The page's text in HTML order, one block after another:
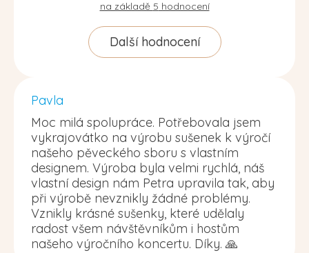
na základě 5 hodnocení
Další hodnocení
Pavla
Moc milá spolupráce. Potřebovala jsem
vykrajovátko na výrobu sušenek k výročí
našeho pěveckého sboru s vlastním
designem. Výroba byla velmi rychlá, náš
vlastní design nám Petra upravila tak, aby
při výrobě nevznikly žádné problémy.
Vznikly krásné sušenky, které udělaly
radost všem návštěvníkům i hostům
našeho výročního koncertu. Díky. 🙏